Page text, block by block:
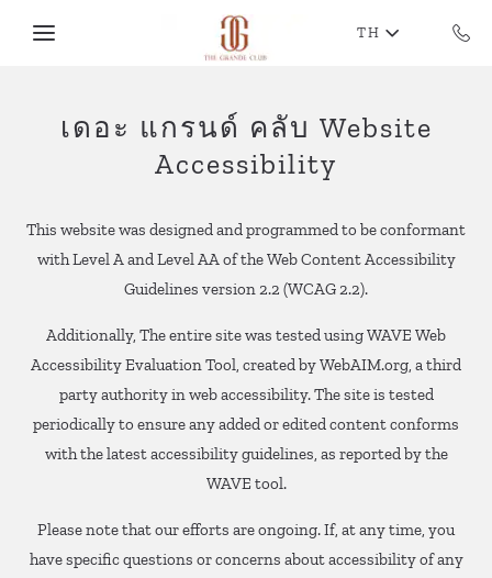
TH
เดอะ แกรนด์ คลับ Website
Accessibility
This website was designed and programmed to be conformant
with Level A and Level AA of the Web Content Accessibility
Guidelines version 2.2 (WCAG 2.2).
Additionally, The entire site was tested using WAVE Web
Accessibility Evaluation Tool, created by WebAIM.org, a third
party authority in web accessibility. The site is tested
periodically to ensure any added or edited content conforms
with the latest accessibility guidelines, as reported by the
WAVE tool.
Please note that our efforts are ongoing. If, at any time, you
have specific questions or concerns about accessibility of any